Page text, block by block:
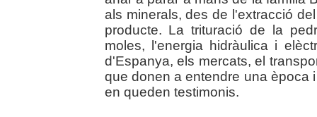
als minerals, des de l'extracció
producte. La trituració de la
moles, l'energia hidràulica i
d'Espanya, els mercats, el
que donen a entendre una època
en queden testimonis.